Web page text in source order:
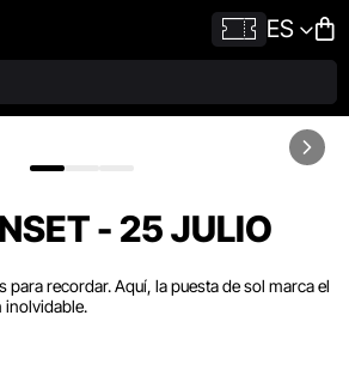
ES
- 25 JULIO
para recordar. Aquí, la puesta de sol marca el
inolvidable.